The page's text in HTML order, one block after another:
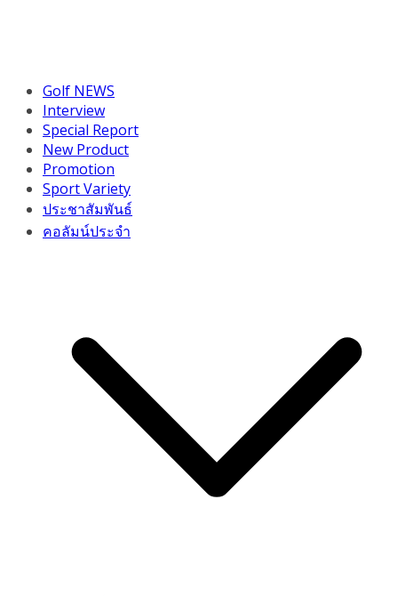
Golf NEWS
Interview
Special Report
New Product
Promotion
Sport Variety
ประชาสัมพันธ์
คอลัมน์ประจำ